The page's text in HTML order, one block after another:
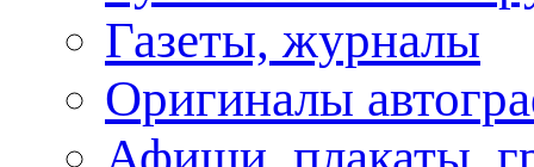
Газеты, журналы
Оригиналы